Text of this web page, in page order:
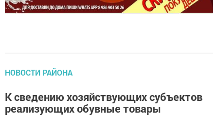
НОВОСТИ РАЙОНА
К сведению хозяйствующих субъектов
реализующих обувные товары